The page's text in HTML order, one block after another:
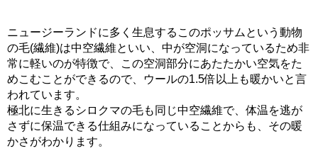
ニュージーランドに多く生息するこのポッサムという動物
の毛(繊維)は中空繊維といい、中が空洞になっているため非
常に軽いのが特徴で、この空洞部分にあたたかい空気をた
めこむことができるので、ウールの1.5倍以上も暖かいと言
われています。
極北に生きるシロクマの毛も同じ中空繊維で、体温を逃が
さずに保温できる仕組みになっていることからも、その暖
かさがわかります。